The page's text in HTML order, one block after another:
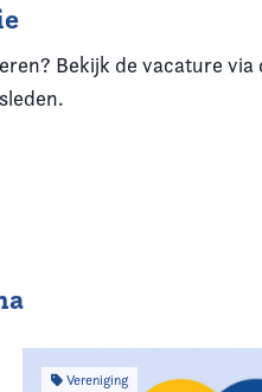
Bekijk de vacature
Vereniging